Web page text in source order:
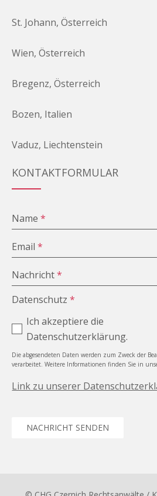
St. Johann, Österreich
Wien, Österreich
Bregenz, Österreich
Bozen, Italien
Vaduz, Liechtenstein
KONTAKTFORMULAR
Name*
Email*
Nachricht*
Datenschutz*
Ich akzeptiere die
Datenschutzerklärung.
Die abgesendeten Daten werden zum Zweck der
verarbeitet. Weitere Informationen finden Sie in
Link zu unserer
NACHRICHT SENDEN